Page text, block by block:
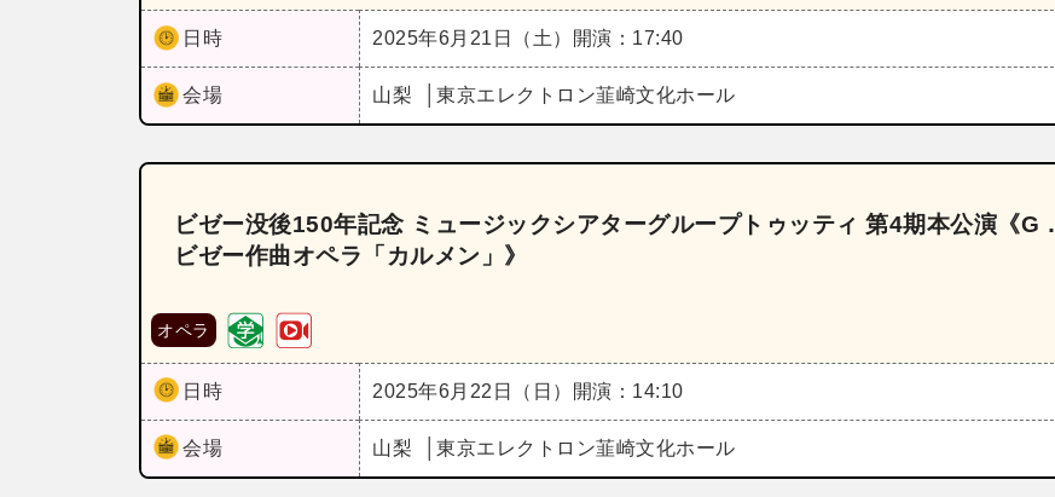
日時 2025年6月21日（土） 開演：17:40
会場 山梨 東京エレクトロン韮崎文化ホール
ビゼー没後150年記念 ミュージックシアターグループトゥッティ 第4期本公演《G．
ビゼー作曲オペラ「カルメン」》
オペラ
日時 2025年6月22日（日） 開演：14:10
会場 山梨 東京エレクトロン韮崎文化ホール